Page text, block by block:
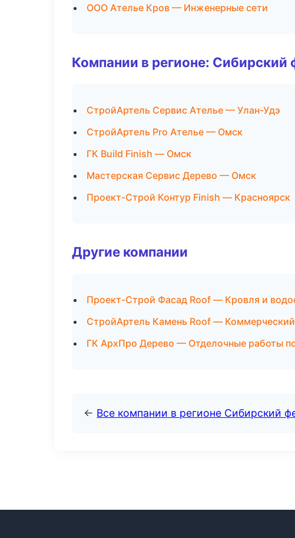
ООО Ателье Кров — Инженерные сети
Компании в регионе: Сибирский
СтройАртель Сервис Ателье — Улан-Удэ
СтройАртель Pro Ателье — Омск
ГК Build Finish — Омск
Мастерская Сервис Дерево — Омск
Проект-Строй Контур Finish — Красноярск
Другие компании
Проект-Строй Фасад Roof — Кровля и
СтройАртель Камень Roof —
ГК АрхПро Дерево — Отделочные работы
← Все компании в регионе Сибирский